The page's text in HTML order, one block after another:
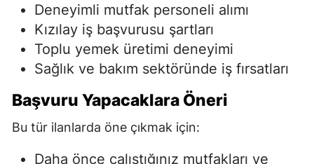
Deneyimli mutfak personeli alımı
Kızılay iş başvurusu şartları
Toplu yemek üretimi deneyimi
Sağlık ve bakım sektöründe iş fırsatları
Başvuru Yapacaklara Öneri
Bu tür ilanlarda öne çıkmak için:
Daha önce çalıştığınız mutfakları ve